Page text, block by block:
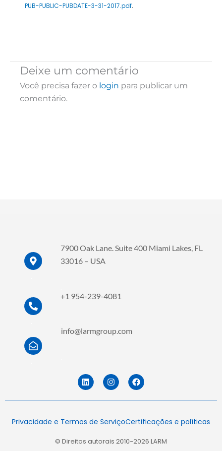
PUB-PUBLIC-PUBDATE-3-31-2017.pdf.
Deixe um comentário
Você precisa fazer o login para publicar um
comentário.
7900 Oak Lane. Suite 400 Miami Lakes, FL
33016 – USA
+1 954-239-4081
info@larmgroup.com
L
i
n
k
i
I
n
s
t
g
r
m
F
a
c
e
o
o
Privacidade e Termos de ServiçoCertificações e políticas
© Direitos autorais 2010-2026 LARM